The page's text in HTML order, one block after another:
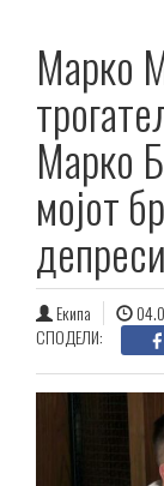
Марко
Марко
мојот
Екипа
СПОДЕЛИ: